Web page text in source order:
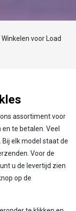
Winkelen voor Load
assortiment voor
te betalen. Veel
elk model staat de
Voor de
u de levertijd zien
op de